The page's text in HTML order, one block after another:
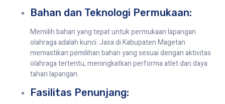
Bahan dan Teknologi Permukaan:
Memilih bahan yang tepat untuk permukaan lapangan
olahraga adalah kunci. Jasa di Kabupaten Magetan
memastikan pemilihan bahan yang sesuai dengan aktivitas
olahraga tertentu, meningkatkan performa atlet dan daya
tahan lapangan.
Fasilitas Penunjang: